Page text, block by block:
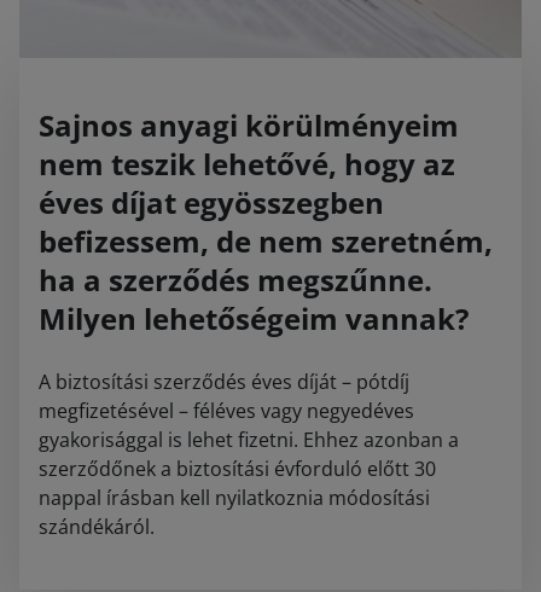
Sajnos anyagi körülményeim
nem teszik lehetővé, hogy az
éves díjat egyösszegben
befizessem, de nem szeretném,
ha a szerződés megszűnne.
Milyen lehetőségeim vannak?
A biztosítási szerződés éves díját – pótdíj
megfizetésével – féléves vagy negyedéves
gyakorisággal is lehet fizetni. Ehhez azonban a
szerződőnek a biztosítási évforduló előtt 30
nappal írásban kell nyilatkoznia módosítási
szándékáról.